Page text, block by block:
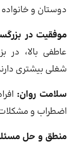
دوستان و خانواده
موفقیت در
عاطفی بالا، در
شغلی بیشتری
سلامت روان:
اضطراب و مشکلات
منطق و حل